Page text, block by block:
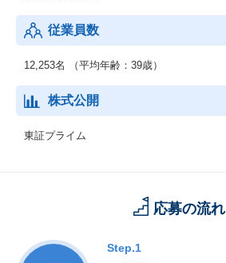
従業員数
12,253名 （平均年齢：39歳）
株式公開
東証プライム
応募の流れ
Step.1